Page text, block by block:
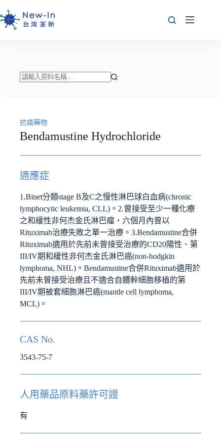
至
主
符
合
的
果
抗癌藥物
Bendamustine Hydrochloride
適應症
1.Binet分類stage B及C之慢性淋巴球白血病(chronic
lymphocytic leukemia, CLL)。2.曾接受至少一種化療
之和緩性非何杰金氏淋巴瘤，六個月內曾以
Rituximab治療失敗之單一治療。3.Bendamustine合併
Rituximab適用於先前未曾接受治療的CD20陽性、第
III/IV期和緩性非何杰金氏淋巴癌(non-hodgkin
lymphoma, NHL)。Bendamustine合併Rituximab適用於
先前未曾接受治療且不適合自體幹細胞移植的第
III/IV期被套細胞淋巴癌(mantle cell lymphoma,
MCL)。
CAS No.
3543-75-7
人用藥品原料藥許可證
有